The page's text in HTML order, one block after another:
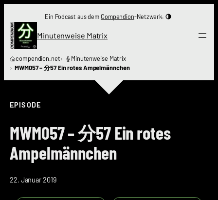
Inhalt
springen
Ein Podcast aus dem Compendion-Netzwerk.
Minutenweise Matrix
compendion.net
Minutenweise Matrix
MWM057 – 分57 Ein rotes Ampelmännchen
EPISODE
MWM057 – 分57 Ein rotes
Ampelmännchen
22. Januar 2019